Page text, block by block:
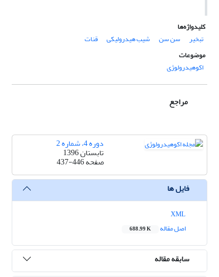
کلیدواژه‌ها
تبخیر
سن سن شیب هیدرولیکی
قنات‌
موضوعات
اکوهیدرولوژی
مراجع
دوره 4، شماره 2
تابستان 1396
صفحه437-446
فایل ها
اصل مقاله
688.99 K
سابقه مقاله